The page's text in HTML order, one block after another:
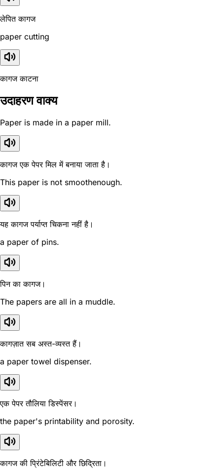
लेपित कागज
paper cutting
कागज काटना
उदाहरण वाक्य
Paper is made in a paper mill.
कागज एक पेपर मिल में बनाया जाता है।
This paper is not smoothenough.
यह कागज पर्याप्त चिकना नहीं है।
a paper of pins.
पिन का कागज।
The papers are all in a muddle.
कागज़ात सब अस्त-व्यस्त हैं।
a paper towel dispenser.
एक पेपर तौलिया डिस्पेंसर।
the paper's printability and porosity.
कागज की प्रिंटेबिलिटी और छिद्रिता।